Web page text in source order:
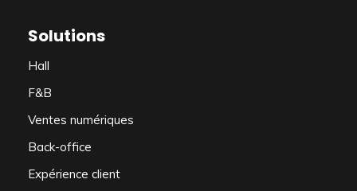
Solutions
Hall
F&B
Ventes numériques
Back-office
Expérience client